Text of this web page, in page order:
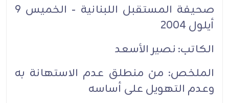
صحيفة المستقبل اللبنانية - الخميس 9
أيلول 2004
الكاتب: نصير الأسعد‏
الملخص: من منطلق عدم الاستهانة به
وعدم التهويل على أساسه‏